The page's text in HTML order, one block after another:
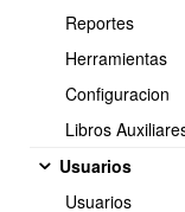
Reportes
Herramientas
Configuracion
Libros
Usuarios
Usuarios
3.
Muestra todas las
facilitar la búsqueda.